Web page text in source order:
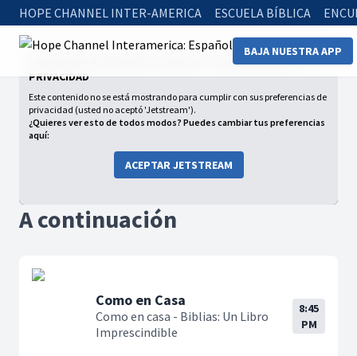
HOPE CHANNEL INTER-AMERICA ESCUELA BÍBLICA
BAJA NUESTRA APP
CONTENIDO BLOQUEADO SEGÚN SUS PREFERENCIAS DE
PRIVACIDAD
Este contenido no se está mostrando para cumplir con sus preferencias de
privacidad (usted no aceptó 'Jetstream').
¿Quieres ver esto de todos modos? Puedes cambiar tus preferencias
aquí:
ACEPTAR JETSTREAM
A continuación
Como en Casa
Como en casa - Biblias: Un Libro
Imprescindible
8:45
PM